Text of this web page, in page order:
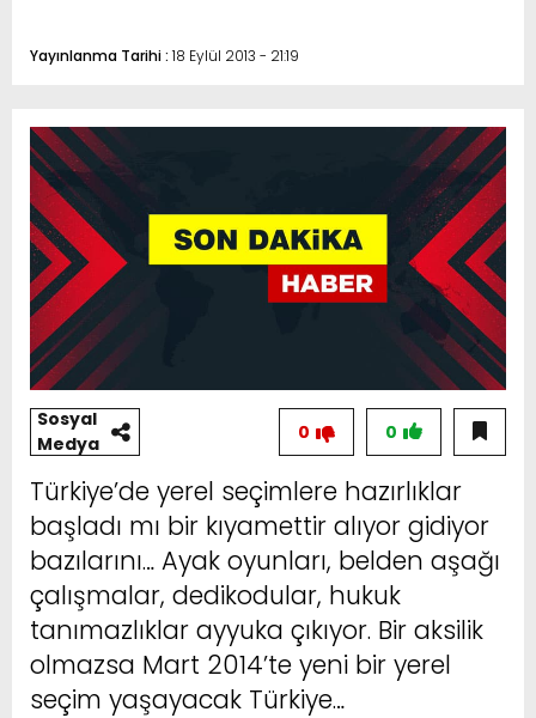
Yayınlanma Tarihi : 18 Eylül 2013 - 21:19
Sosyal
Medya
0
0
Türkiye’de yerel seçimlere hazırlıklar
başladı mı bir kıyamettir alıyor gidiyor
bazılarını… Ayak oyunları, belden aşağı
çalışmalar, dedikodular, hukuk
tanımazlıklar ayyuka çıkıyor. Bir aksilik
olmazsa Mart 2014’te yeni bir yerel
seçim yaşayacak Türkiye…